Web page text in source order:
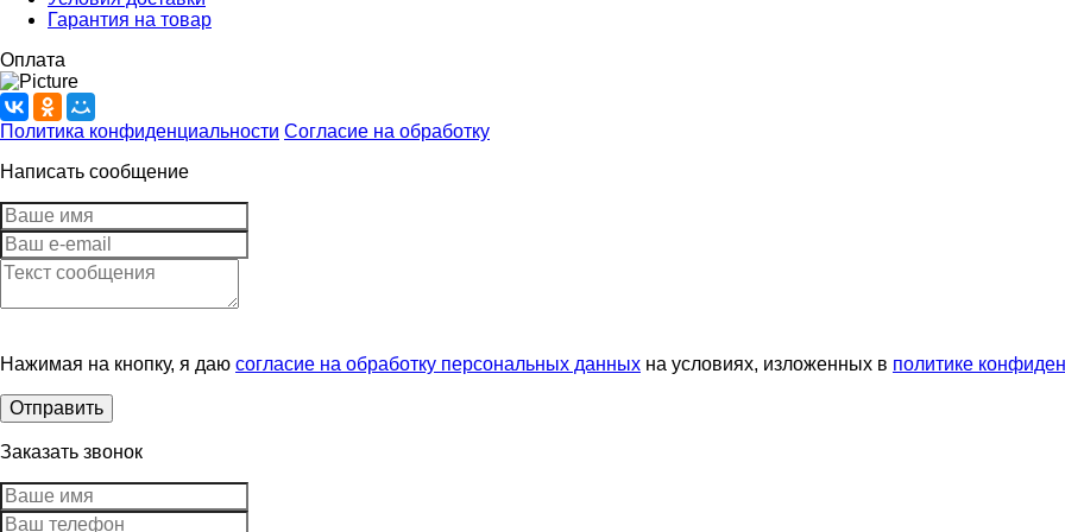
Гарантия на товар
Оплата
Политика конфиденциальности Согласие на обработку
Написать сообщение
Нажимая на кнопку, я даю согласие на обработку персональных данных на условиях, изложенных в политике
Заказать звонок